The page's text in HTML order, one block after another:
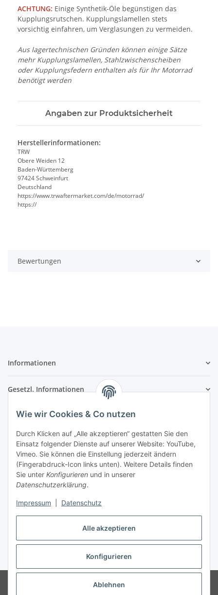
Alle akzeptieren
Konfigurieren
Ablehnen
Wie wir Cookies & Co nutzen
Durch Klicken auf „Alle akzeptieren“ gestatten Sie den
Einsatz folgender Dienste auf unserer Website: YouTube,
Vimeo. Sie können die Einstellung jederzeit ändern
(Fingerabdruck-Icon links unten). Weitere Details finden
Sie unter Konfigurieren und in unserer
Datenschutzerklärung.
Impressum Datenschutz
ACHTUNG: Einige Synthetik-Öle begünstigen das
Kupplungsrutschen. Kupplungslamellen stets
vorsichtig einfahren, um Verglasungen zu vermeiden.
Aus lagertechnischen Gründen können einige Sätze
mehr Kupplungslamellen, Stahlzwischenscheiben
oder Kupplungsfedern enthalten als für Ihr Motorrad
benötigt werden
Angaben zur Produktsicherheit
Herstellerinformationen:
TRW
Obere Weiden 12
Baden-Württemberg
97424 Schweinfurt
Deutschland
https://www.trwaftermarket.com/de/motorrad/
https://
Bewertungen
Informationen
Gesetzl. Informationen
Kontaktinformationen
SRTM GmbH
Franz-Kleespies-Str. 27
63762 Großostheim
Deutschland
Telefon: 06026 991961
Fax: 06026 991962
E-Mail: info@srtm.de
Vertrag widerrufen
* Alle Preise inkl. gesetzlicher USt., zzgl.Versand
* gilt für Lieferungen innerhalb Deutschlands,